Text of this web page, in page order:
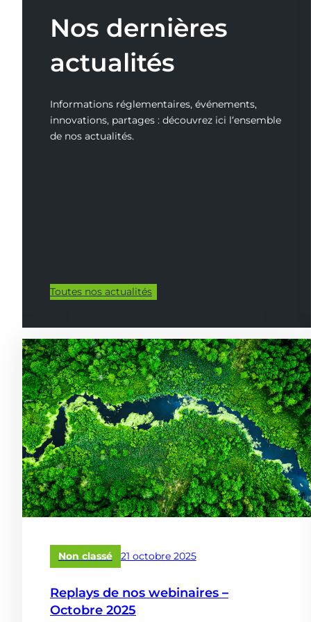
Nos dernières
actualités
Informations réglementaires, événements,
innovations, partages : découvrez ici l‘ensemble
de nos actualités.
Toutes nos actualités
Non classé
Publié
le
21 octobre 2025
Replays de nos webinaires –
Octobre 2025